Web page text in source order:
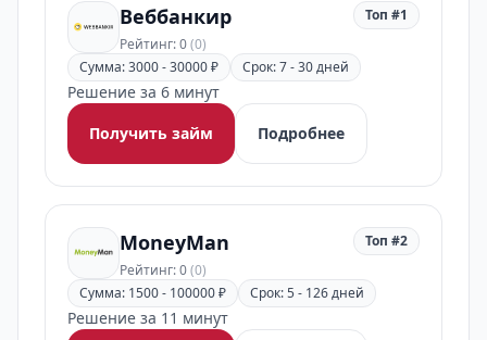
Веббанкир
Рейтинг: 0(0)
Топ #1
Сумма: 3000 - 30000 ₽ Срок: 7 - 30 дней
Решение за 6 минут
Получить займ
Подробнее
MoneyMan
Рейтинг: 0(0)
Топ #2
Сумма: 1500 - 100000 ₽ Срок: 5 - 126 дней
Решение за 11 минут